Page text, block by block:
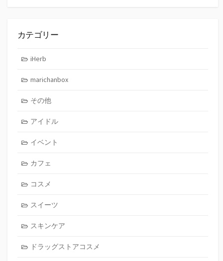
カテゴリー
iHerb
marichanbox
その他
アイドル
イベント
カフェ
コスメ
スイーツ
スキンケア
ドラッグストアコスメ